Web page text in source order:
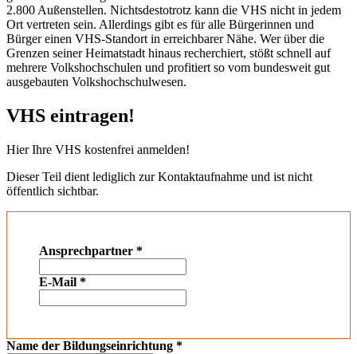
2.800 Außenstellen. Nichtsdestotrotz kann die VHS nicht in jedem
Ort vertreten sein. Allerdings gibt es für alle Bürgerinnen und
Bürger einen VHS-Standort in erreichbarer Nähe. Wer über die
Grenzen seiner Heimatstadt hinaus recherchiert, stößt schnell auf
mehrere Volkshochschulen und profitiert so vom bundesweit gut
ausgebauten Volkshochschulwesen.
VHS eintragen!
Hier Ihre VHS kostenfrei anmelden!
Dieser Teil dient lediglich zur Kontaktaufnahme und ist nicht
öffentlich sichtbar.
Ansprechpartner *
E-Mail *
Name der Bildungseinrichtung *